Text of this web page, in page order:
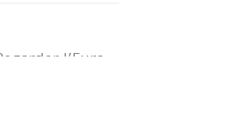
l’Euro